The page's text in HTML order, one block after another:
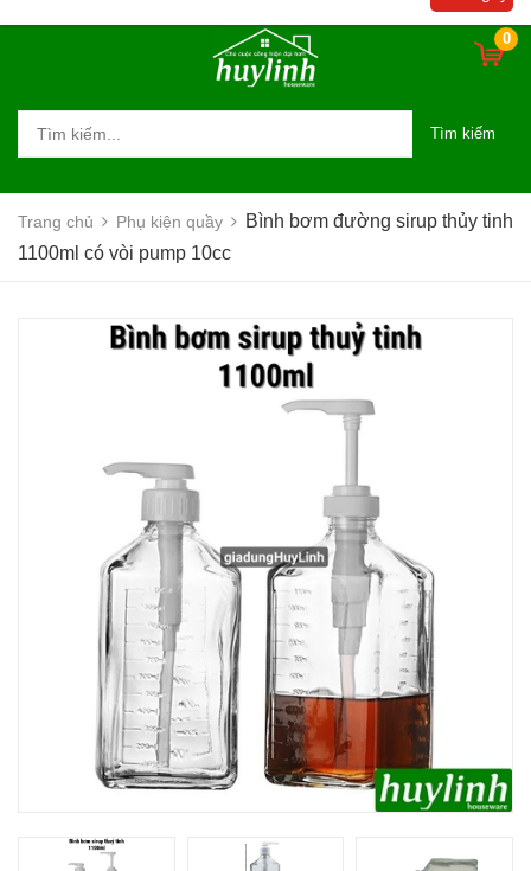
0
Tìm kiếm
Trang chủ Phụ kiện quầy
Bình bơm đường sirup thủy tinh
1100ml có vòi pump 10cc